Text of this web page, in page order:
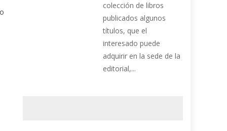
colección de libros
publicados algunos
títulos, que el
interesado puede
adquirir en la sede de la
editorial,...